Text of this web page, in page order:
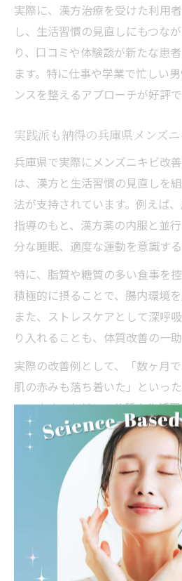
実際に、漢方治療を受けた利用
し、生活習慣の見直しにもつな
り、口コミや体験談が新たな患
ます。特に仕事や学業で忙しい
ンスを整えるアプローチが好評で
実践派も納得の兵庫県メンズ
兵庫県で実際にメンズニキビ改
は、漢方と生活習慣の見直しを
法が支持されています。例えば
指導のもと、漢方薬の内服と並
分な睡眠、適度な運動を意識する
特に、脂質や糖質の多い食事を
積極的に摂ることで、腸内環境を
また、ストレスケアとして深呼
り入れることも、体質改善の一助
実際の改善例として、「数ヶ月
肌の赤みも落ち着いた」といっ
ています。ただし、体質や生活
いため、焦らず継続的な取り組
兵庫県で始める漢方による体
漢方による体質見直しを兵庫県
できる漢方専門医や皮膚科を選
神戸や東灘区では、漢方に精通
ニックが増えており、初診時の